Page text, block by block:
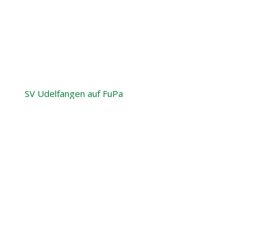
SV Udelfangen auf FuPa